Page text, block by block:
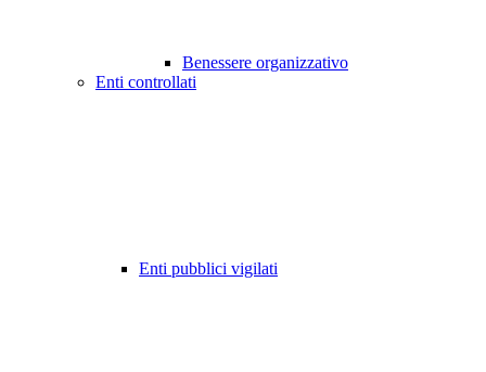
Benessere organizzativo
Enti controllati
Enti pubblici vigilati